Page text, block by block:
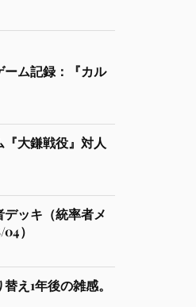
ーム記録：『カル
大鎌戦役』対人
デッキ（統率者メ
）
え1年後の雑感。